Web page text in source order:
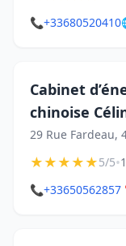
📞+33680520410
Cabinet
chinoise
29 Rue Fardeau,
★★★★★5/5•
📞+33650562857